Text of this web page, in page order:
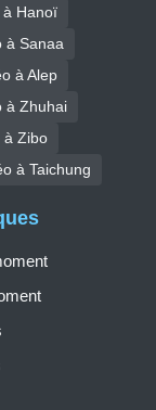
Hanoï
Sanaa
à Alep
Zhuhai
Zibo
à Taichung